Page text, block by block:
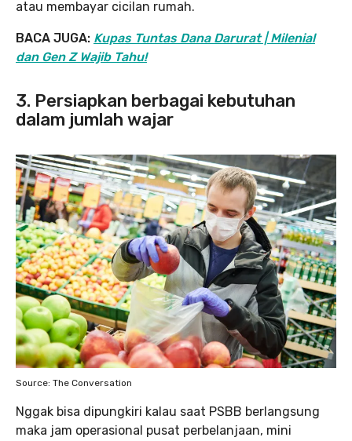
atau membayar cicilan rumah.
BACA JUGA: Kupas Tuntas Dana Darurat | Milenial
dan Gen Z Wajib Tahu!
3. Persiapkan berbagai kebutuhan
dalam jumlah wajar
Source: The Conversation
Nggak bisa dipungkiri kalau saat PSBB berlangsung
maka jam operasional pusat perbelanjaan, mini